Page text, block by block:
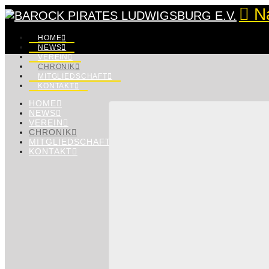
HOME
NEWS
VEREIN
CHRONIK
MITGLIEDSCHAFT
KONTAKT
HOME
NEWS
VEREIN
CHRONIK
MITGLIEDSCHAFT
KONTAKT